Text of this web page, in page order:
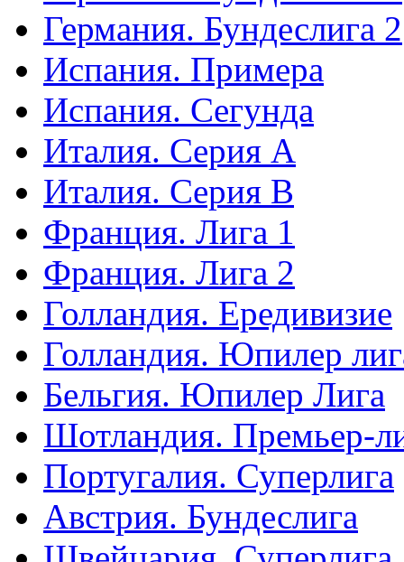
Германия. Бундеслига 2
Испания. Примера
Испания. Сегунда
Италия. Серия А
Италия. Серия B
Франция. Лига 1
Франция. Лига 2
Голландия. Ередивизие
Голландия. Юпилер
Бельгия. Юпилер Лига
Шотландия. Премьер-
Португалия. Суперлига
Австрия. Бундеслига